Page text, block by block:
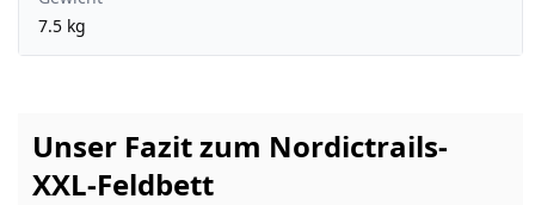
7.5 kg
Unser Fazit zum Nordictrails-
XXL-Feldbett